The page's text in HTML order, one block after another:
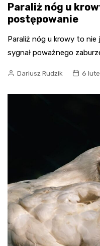
Paraliż nóg u
postępowanie
Paraliż nóg u krowy to nie
sygnał poważnego
Dariusz Rudzik 6